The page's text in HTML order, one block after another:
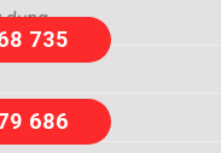
dụng
toán
735
686